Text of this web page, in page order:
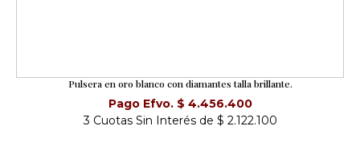
Pulsera en oro blanco con diamantes talla brillante.
Pago Efvo. $ 4.456.400
3 Cuotas Sin Interés de $ 2.122.100